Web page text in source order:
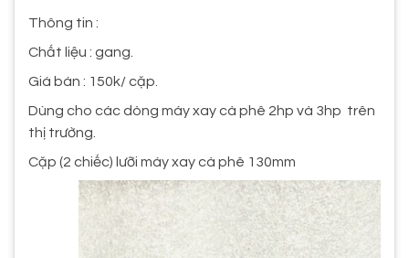
Thông tin :
Chất liệu : gang.
Giá bán : 150k/ cặp.
Dùng cho các dòng máy xay cà phê 2hp và 3hp trên
thị trường.
Cặp (2 chiếc) lưỡi máy xay cà phê 130mm